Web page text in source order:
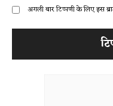
अगली बार टिप्पणी के लिए इस